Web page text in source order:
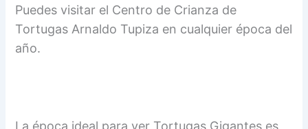
Puedes visitar el Centro de Crianza de
Tortugas Arnaldo Tupiza en cualquier época del
año.
La época ideal para ver Tortugas Gigantes es